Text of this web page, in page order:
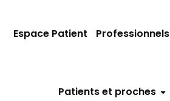
Patients et proches
Espace Patient Professionnels